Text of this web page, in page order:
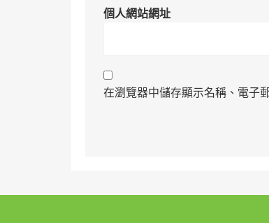
個人網站網址
在瀏覽器中儲存顯示名稱、電子